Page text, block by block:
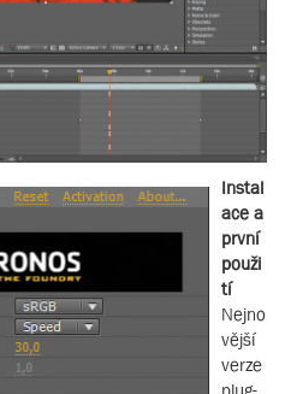
Instal
ace a
první
použi
tí
Nejno
vější
verze